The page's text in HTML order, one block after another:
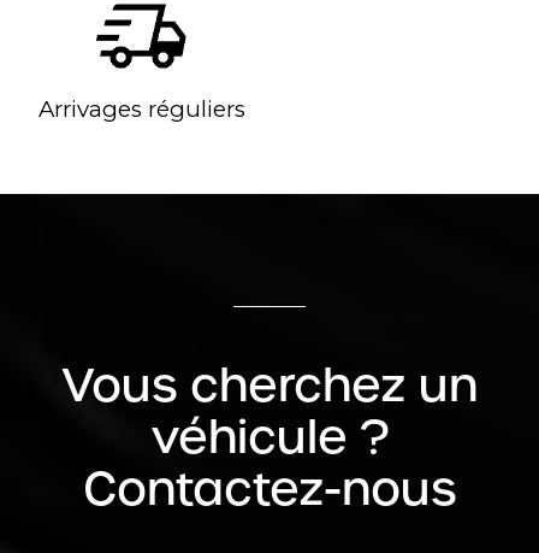
Arrivages réguliers
Vous cherchez un
véhicule ?
Contactez-nous